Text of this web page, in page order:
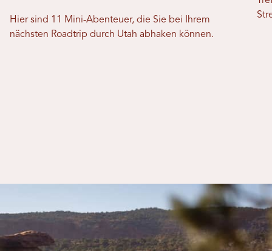
Hier sind 11 Mini-Abenteuer, die Sie bei Ihrem
nächsten Roadtrip durch Utah abhaken können.